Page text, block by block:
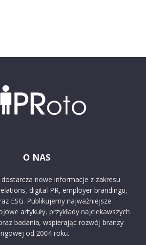
O NAS
nowe informacje z zakresu
digital PR, employer brandingu,
ESG. Publikujemy najważniejsze
artykuły, przykłady najciekawszych
badania, wspierając rozwój branży
od 2004 roku.